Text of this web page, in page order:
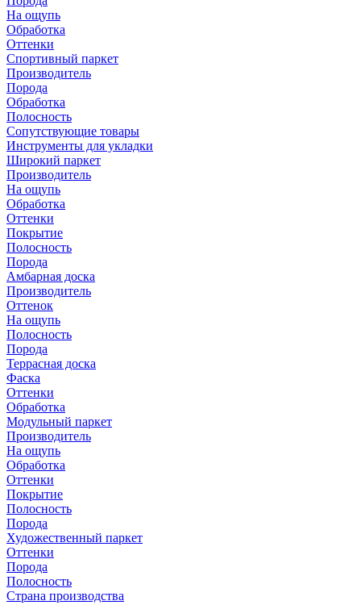
На ощупь
Обработка
Оттенки
Спортивный паркет
Производитель
Порода
Обработка
Полосность
Сопутствующие товары
Инструменты для укладки
Широкий паркет
Производитель
На ощупь
Обработка
Оттенки
Покрытие
Полосность
Порода
Амбарная доска
Производитель
Оттенок
На ощупь
Полосность
Порода
Террасная доска
Фаска
Оттенки
Обработка
Модульный паркет
Производитель
На ощупь
Обработка
Оттенки
Покрытие
Полосность
Порода
Художественный паркет
Оттенки
Порода
Полосность
Страна производства